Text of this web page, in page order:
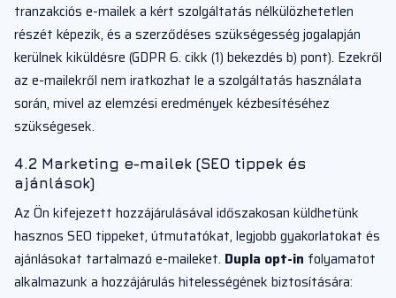
tranzakciós e-mailek a kért szolgáltatás nélkülözhetetlen
részét képezik, és a szerződéses szükségesség jogalapján
kerülnek kiküldésre (GDPR 6. cikk (1) bekezdés b) pont). Ezekről
az e-mailekről nem iratkozhat le a szolgáltatás használata
során, mivel az elemzési eredmények kézbesítéséhez
szükségesek.
4.2 Marketing e-mailek (SEO tippek és
ajánlások)
Az Ön kifejezett hozzájárulásával időszakosan küldhetünk
hasznos SEO tippeket, útmutatókat, legjobb gyakorlatokat és
ajánlásokat tartalmazó e-maileket. Dupla opt-in folyamatot
alkalmazunk a hozzájárulás hitelességének biztosítására: